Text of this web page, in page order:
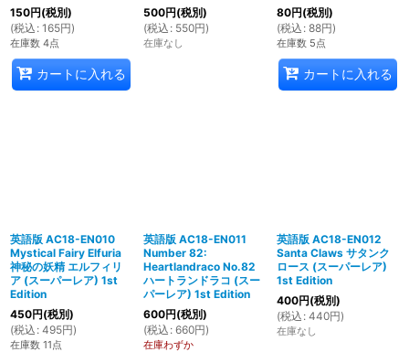
150円(税別)
(税込 : 165円)
在庫数 4点
カートに入れる
500円(税別)
(税込 : 550円)
在庫なし
80円(税別)
(税込 : 88円)
在庫数 5点
カートに入れる
英語版 AC18-EN010
Mystical Fairy Elfuria
神秘の妖精 エルフィリ
ア (スーパーレア) 1st
Edition
450円(税別)
(税込 : 495円)
在庫数 11点
英語版 AC18-EN011
Number 82:
Heartlandraco No.82
ハートランドラコ (スー
パーレア) 1st Edition
600円(税別)
(税込 : 660円)
在庫わずか
英語版 AC18-EN012
Santa Claws サタンク
ロース (スーパーレア)
1st Edition
400円(税別)
(税込 : 440円)
在庫なし